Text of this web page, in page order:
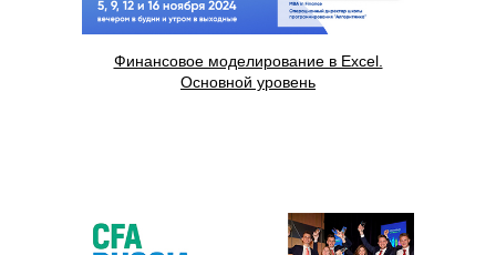
Финансовое моделирование в Excel.
Основной уровень